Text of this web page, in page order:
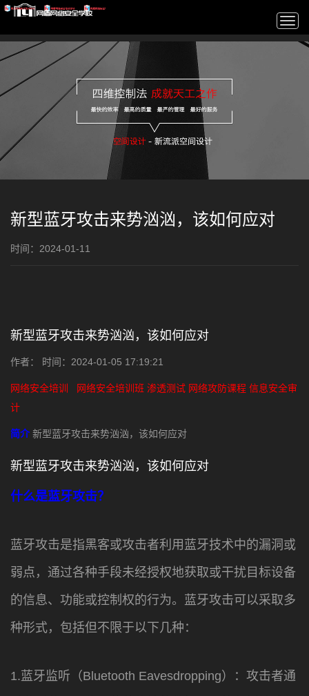
新型蓝牙攻击来势汹汹，该如何应对
时间：2024-01-11
新型蓝牙攻击来势汹汹，该如何应对
作者： 时间：2024-01-05 17:19:21
网络安全培训 网络安全培训班 渗透测试 网络攻防课程 信息安全审
计
简介新型蓝牙攻击来势汹汹，该如何应对
新型蓝牙攻击来势汹汹，该如何应对
什么是蓝牙攻击？
蓝牙攻击是指黑客或攻击者利用蓝牙技术中的漏洞或
弱点，通过各种手段未经授权地获取或干扰目标设备
的信息、功能或控制权的行为。蓝牙攻击可以采取多
种形式，包括但不限于以下几种：
1.蓝牙监听（Bluetooth Eavesdropping）：攻击者通